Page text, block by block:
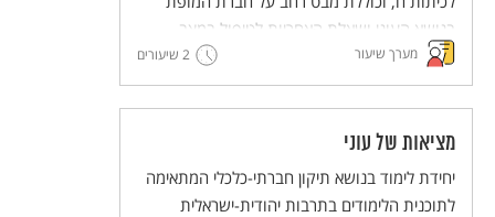
בנושא העוני ושאלת האחריות לטיפול במצב.
מערך שיעור 2 שיעורים
מציאות של עוני
יחידת לימוד בנושא תיקון חברתי-כלכלי המתאימה
לתוכנית הלימודים בתרבות יהודית-ישראלית